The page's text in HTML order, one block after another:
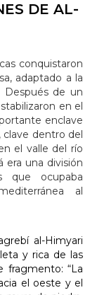
DE AL-
conquistaron
adaptado a la
Después de un
en el
enclave
dentro del
el valle del río
era una división
que ocupaba
al
al-Himyari
y rica de las
fragmento: “La
el oeste y el